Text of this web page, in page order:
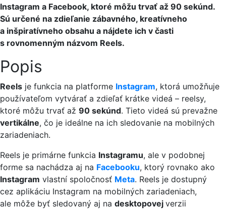
Instagram a Facebook, ktoré môžu trvať až 90 sekúnd.
Sú určené na zdieľanie zábavného, kreatívneho
a inšpiratívneho obsahu a nájdete ich v časti
s rovnomenným názvom Reels.
Popis
Reels je funkcia na platforme Instagram, ktorá umožňuje
používateľom vytvárať a zdieľať krátke videá – reelsy,
ktoré môžu trvať až 90 sekúnd. Tieto videá sú prevažne
vertikálne, čo je ideálne na ich sledovanie na mobilných
zariadeniach.
Reels je primárne funkcia Instagramu, ale v podobnej
forme sa nachádza aj na Facebooku, ktorý rovnako ako
Instagram vlastní spoločnosť Meta. Reels je dostupný
cez aplikáciu Instagram na mobilných zariadeniach,
ale môže byť sledovaný aj na desktopovej verzii